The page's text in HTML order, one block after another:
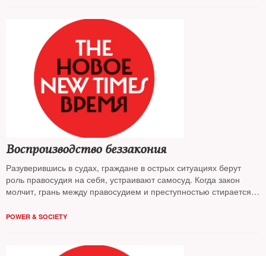
Воспроизводство беззакония
Разуверившись в судах, граждане в острых ситуациях берут
роль правосудия на себя, устраивают самосуд. Когда закон
молчит, грань между правосудием и преступностью стирается,
POWER & SOCIETY